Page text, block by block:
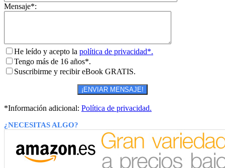
Mensaje*:
He leído y acepto la política de privacidad*.
Tengo más de 16 años*.
Suscribirme y recibir eBook GRATIS.
*Información adicional: Política de privacidad.
¿NECESITAS ALGO?